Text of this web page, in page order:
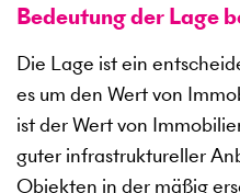
Bedeutung der Lage
Die Lage ist ein
es um den Wert von
ist der Wert von
guter infrastruktureller
Objekten in der mäßig